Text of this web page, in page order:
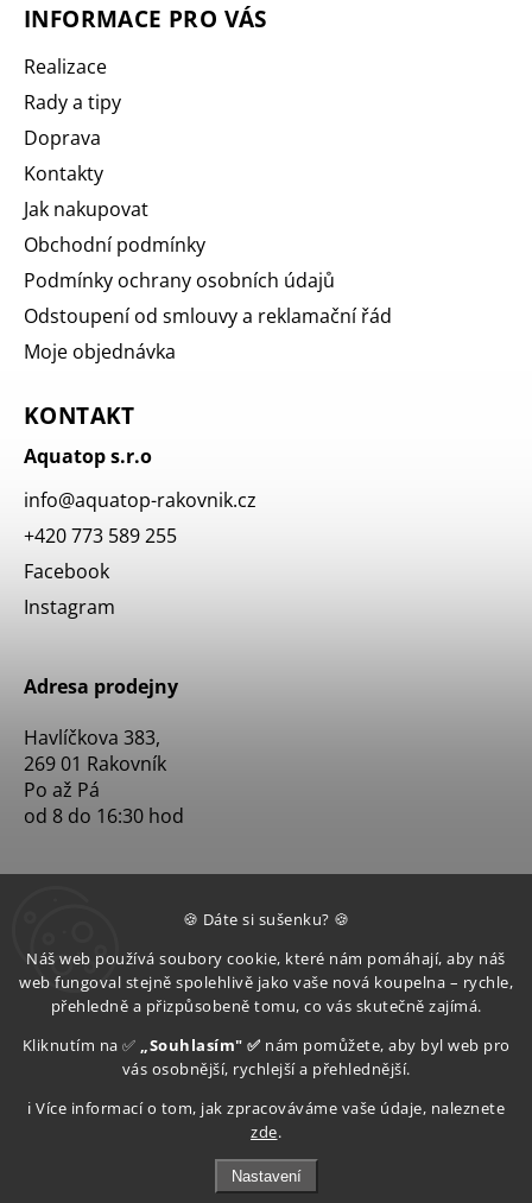
🍪 Dáte si sušenku? 🍪
Náš web používá soubory cookie, které nám pomáhají, aby náš
web fungoval stejně spolehlivě jako vaše nová koupelna – rychle,
přehledně a přizpůsobeně tomu, co vás skutečně zajímá.
Kliknutím na ✅ „Souhlasím" ✅ nám pomůžete, aby byl web pro
vás osobnější, rychlejší a přehlednější.
ℹ️ Více informací o tom, jak zpracováváme vaše údaje, naleznete
zde.
Nastavení
INFORMACE PRO VÁS
Realizace
Rady a tipy
Doprava
Kontakty
Jak nakupovat
Obchodní podmínky
Podmínky ochrany osobních údajů
Odstoupení od smlouvy a reklamační řád
Moje objednávka
KONTAKT
Aquatop s.r.o
info@aquatop-rakovnik.cz
+420 773 589 255
Facebook
Instagram
Adresa prodejny
Havlíčkova 383,
269 01 Rakovník
Po až Pá
od 8 do 16:30 hod